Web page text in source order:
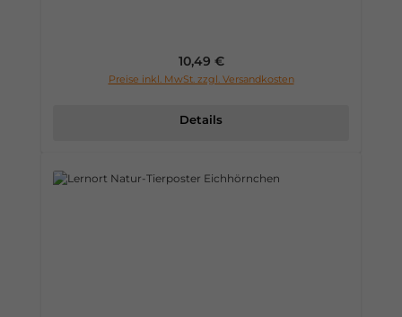
Regulärer Preis:
10,49 €
Preise inkl. MwSt. zzgl. Versandkosten
Details